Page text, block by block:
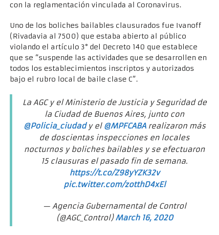
con la reglamentación vinculada al Coronavirus.
Uno de los boliches bailables clausurados fue Ivanoff
(Rivadavia al 7500) que estaba abierto al público
violando el artículo 3° del Decreto 140 que establece
que se “suspende las actividades que se desarrollen en
todos los establecimientos inscriptos y autorizados
bajo el rubro local de baile clase C”.
La AGC y el Ministerio de Justicia y Seguridad de
la Ciudad de Buenos Aires, junto con
@Policia_ciudady el @MPFCABArealizaron más
de doscientas inspecciones en locales
nocturnos y boliches bailables y se efectuaron
15 clausuras el pasado fin de semana.
https://t.co/Z98yYZK32v
pic.twitter.com/zotthD4xEl
— Agencia Gubernamental de Control
(@AGC_Control) March 16, 2020